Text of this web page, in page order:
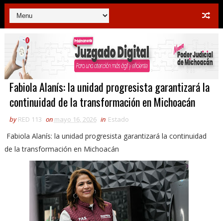
Fabiola Alanís: la unidad progresista garantizará la
continuidad de la transformación en Michoacán
by RED 113 on mayo 16, 2026 in Estado
Fabiola Alanís: la unidad progresista garantizará la continuidad
de la transformación en Michoacán